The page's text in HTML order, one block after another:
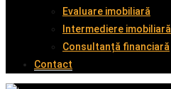
Evaluare imobiliară
Intermediere imobiliară
Consultanță financiară
Contact